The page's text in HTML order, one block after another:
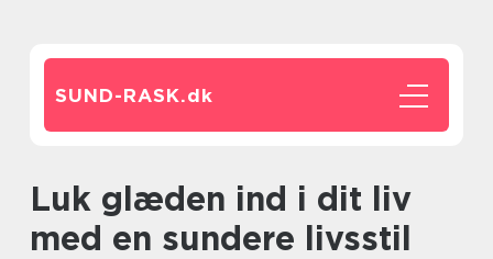
SUND-RASK.dk
Luk glæden ind i dit liv
med en sundere livsstil